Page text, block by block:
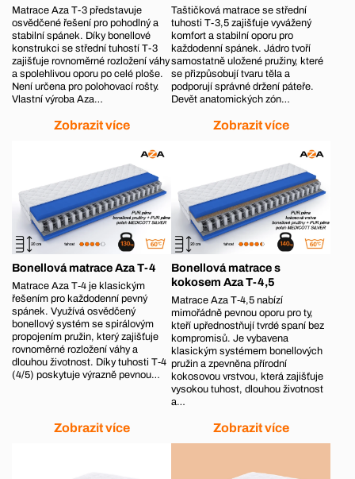
Matrace Aza T-3 představuje
osvědčené řešení pro pohodlný a
stabilní spánek. Díky bonellové
konstrukci se střední tuhostí T-3
zajišťuje rovnoměrné rozložení váhy
a spolehlivou oporu po celé ploše.
Není určena pro polohovací rošty.
Vlastní výroba Aza…
Zobrazit více
Taštičková matrace se střední
tuhosti T-3,5 zajišťuje vyvážený
komfort a stabilní oporu pro
každodenní spánek. Jádro tvoří
samostatně uložené pružiny, které
se přizpůsobují tvaru těla a
podporují správné držení páteře.
Devět anatomických zón…
Zobrazit více
Bonellová matrace Aza T-4
Matrace Aza T‑4 je klasickým
řešením pro každodenní pevný
spánek. Využívá osvědčený
bonellový systém se spirálovým
propojením pružin, který zajišťuje
rovnoměrné rozložení váhy a
dlouhou životnost. Díky tuhosti T‑4
(4/5) poskytuje výrazně pevnou…
Zobrazit více
Bonellová matrace s
kokosem Aza T-4,5
Matrace Aza T‑4,5 nabízí
mimořádně pevnou oporu pro ty,
kteří upřednostňují tvrdé spaní bez
kompromisů. Je vybavena
klasickým systémem bonellových
pružin a zpevněna přírodní
kokosovou vrstvou, která zajišťuje
vysokou tuhost, dlouhou životnost
a…
Zobrazit více